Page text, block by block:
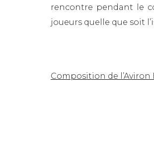
rencontre pendant le
joueurs quelle que soit
Composition de l’Aviron